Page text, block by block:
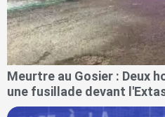
Meurtre au Gosier : Deux
une fusillade devant